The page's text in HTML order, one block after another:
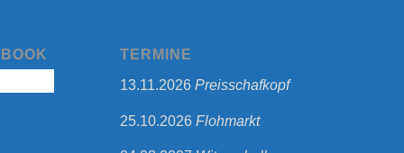
TERMINE
13.11.2026 Preisschafkopf
25.10.2026 Flohmarkt